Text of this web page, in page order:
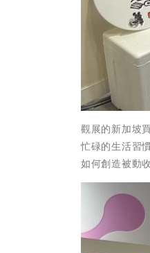
觀展的新加坡
忙碌的生活習
如何創造被動